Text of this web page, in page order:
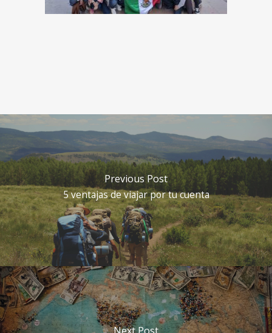
Previous Post
5 ventajas de viajar por tu cuenta
Next Post